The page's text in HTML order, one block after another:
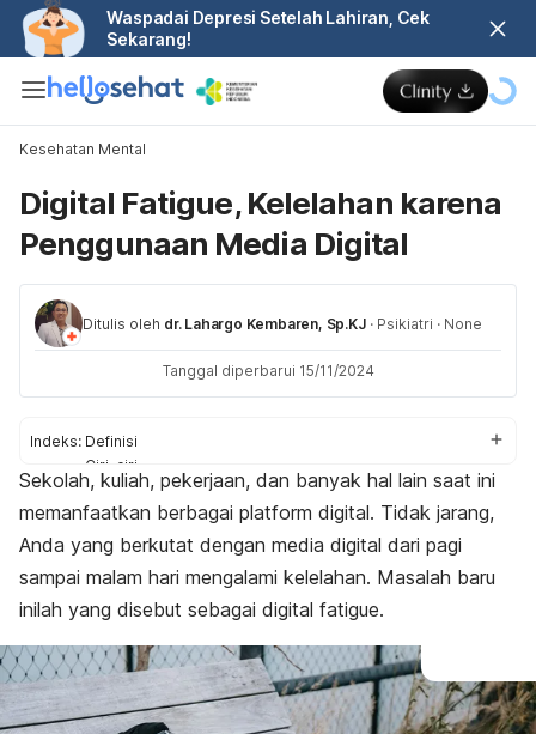
Waspadai Depresi Setelah Lahiran, Cek
Sekarang!
Kesehatan Mental
Digital Fatigue, Kelelahan karena
Penggunaan Media Digital
Ditulis oleh dr. Lahargo Kembaren, Sp.KJ · Psikiatri · None
Tanggal diperbarui 15/11/2024
Indeks: Definisi
Ciri-ciri
Penyebab
Dampak
Cara mengatasi
Detoks digital
Sekolah, kuliah, pekerjaan, dan banyak hal lain saat ini
memanfaatkan berbagai platform digital. Tidak jarang,
Anda yang berkutat dengan media digital dari pagi
sampai malam hari mengalami kelelahan. Masalah baru
inilah yang disebut sebagai digital fatigue.